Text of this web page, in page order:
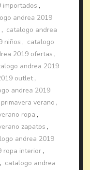
importados ,
andrea 2019
, catalogo andrea
niños , catalogo
2019 ofertas ,
andrea 2019
outlet,
andrea 2019
verano ,
ropa ,
zapatos ,
andrea 2019
ropa interior ,
, catalogo andrea